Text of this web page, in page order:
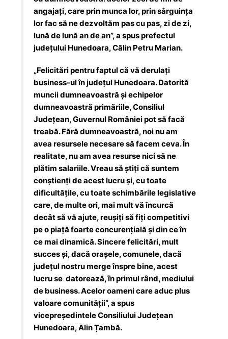
angajați, care prin munca lor, prin sârguința
lor fac să ne dezvoltăm pas cu pas, zi de zi,
lună de lună an de an”, a spus prefectul
județului Hunedoara, Călin Petru Marian.
„Felicitări pentru faptul că vă derulați
business-ul în județul Hunedoara. Datorită
muncii dumneavoastră și echipelor
dumneavoastră primăriile, Consiliul
Județean, Guvernul României pot să facă
treabă. Fără dumneavoastră, noi nu am
avea resursele necesare să facem ceva. În
realitate, nu am avea resurse nici să ne
plătim salariile. Vreau să știți că suntem
conștienți de acest lucru și, cu toate
dificultățile, cu toate schimbările legislative
care, de multe ori, mai mult vă încurcă
decât să vă ajute, reușiți să fiți competitivi
pe o piață foarte concurențială și din ce în
ce mai dinamică. Sincere felicitări, mult
succes și, dacă orașele, comunele, dacă
județul nostru merge înspre bine, acest
lucru se datorează, în primul rând, mediului
de business. Acelor oameni care aduc plus
valoare comunității”, a spus
vicepreședintele Consiliului Județean
Hunedoara, Alin Țambă.